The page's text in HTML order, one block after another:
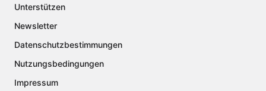
Unterstützen
Newsletter
Datenschutzbestimmungen
Nutzungsbedingungen
Impressum